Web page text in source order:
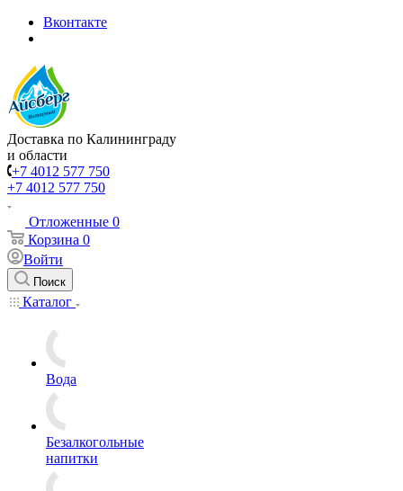
Вконтакте
Доставка по Калининграду
и области
+7 4012 577 750
+7 4012 577 750
Отложенные 0
Корзина 0
Войти
Поиск
Каталог
Вода
Безалкогольные
напитки